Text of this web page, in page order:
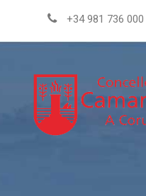
+34 981 736 000